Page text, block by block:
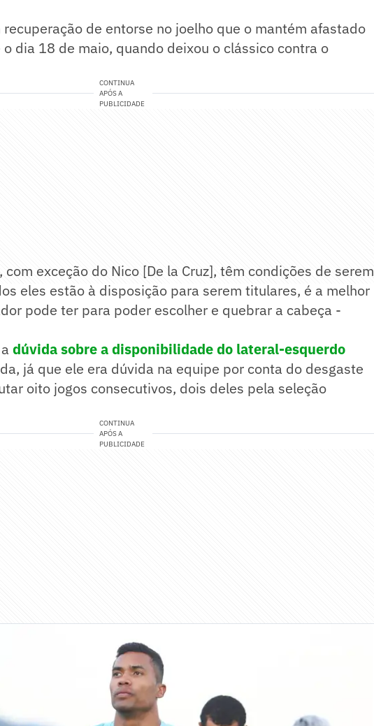
recuperação de entorse no joelho que o mantém afastado
dia 18 de maio, quando deixou o clássico contra o
CONTINUA
APÓS A
PUBLICIDADE
com exceção do Nico [De la Cruz], têm condições de serem
eles estão à disposição para serem titulares, é a melhor
pode ter para poder escolher e quebrar a cabeça -
dúvida sobre a disponibilidade do lateral-esquerdo
já que ele era dúvida na equipe por conta do desgaste
oito jogos consecutivos, dois deles pela seleção
CONTINUA
APÓS A
PUBLICIDADE